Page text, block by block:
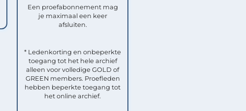
Een proefabonnement mag
je maximaal een keer
afsluiten.
* Ledenkorting en onbeperkte
toegang tot het hele archief
alleen voor volledige GOLD of
GREEN members. Proefleden
hebben beperkte toegang tot
het online archief.